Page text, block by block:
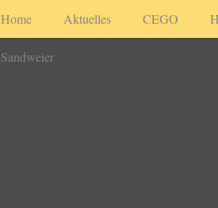
Home Aktuelles CEGO
Sandweier